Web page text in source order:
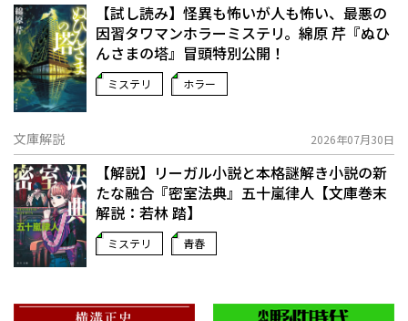
【試し読み】怪異も怖いが人も怖い、最悪の
因習タワマンホラーミステリ。綿原 芹『ぬひ
んさまの塔』冒頭特別公開！
ミステリ ホラー
文庫解説 2026年07月30日
【解説】リーガル小説と本格謎解き小説の新
たな融合――『密室法典』五十嵐律人【文庫巻末
解説：若林 踏】
ミステリ 青春